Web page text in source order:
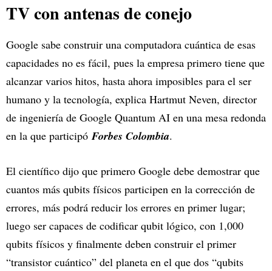
TV con antenas de conejo
Google sabe construir una computadora cuántica de esas
capacidades no es fácil, pues la empresa primero tiene que
alcanzar varios hitos, hasta ahora imposibles para el ser
humano y la tecnología, explica Hartmut Neven, director
de ingeniería de Google Quantum AI en una mesa redonda
en la que participóForbes Colombia.
El científico dijo que primero Google debe demostrar que
cuantos más qubits físicos participen en la corrección de
errores, más podrá reducir los errores en primer lugar;
luego ser capaces de codificar qubit lógico, con 1,000
qubits físicos y finalmente deben construir el primer
“transistor cuántico” del planeta en el que dos “qubits